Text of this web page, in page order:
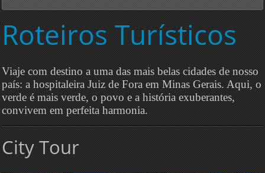
Roteiros Turísticos
Viaje com destino a uma das mais belas cidades de nosso
país: a hospitaleira Juiz de Fora em Minas Gerais. Aqui, o
verde é mais verde, o povo e a história exuberantes,
convivem em perfeita harmonia.
City Tour